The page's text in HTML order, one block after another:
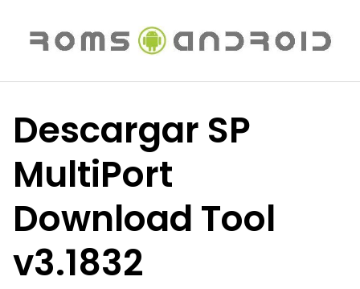
contenido
Descargar SP
MultiPort
Download Tool
v3.1832